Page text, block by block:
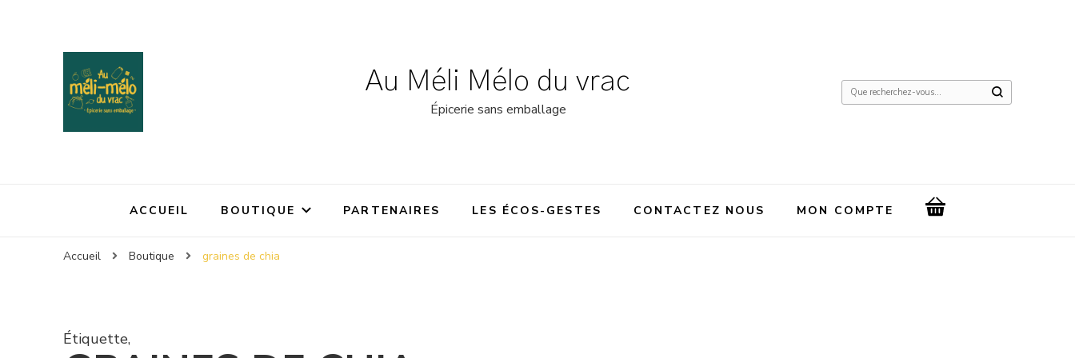
Au Méli Mélo du vrac
Épicerie sans emballage
Vous
ACCUEIL BOUTIQUE PARTENAIRES LES ÉCOS-GESTES CONTACTEZ NOUS MON COMPTE
Accueil Boutique graines de chia
Étiquette,